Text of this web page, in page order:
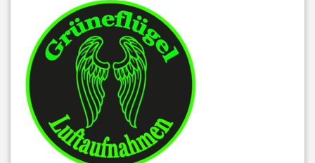
FÜR ANBIETER